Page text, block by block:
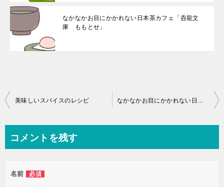
なかなかお目にかかれない日本茶カフェ「呑龍文
庫 ももとせ」
投
ビ
ー
美味しいスパイスのレシピ なかなかお目にかかれない日本茶カフェ「呑龍文庫 ももとせ」
コメントを残す
名前 必須